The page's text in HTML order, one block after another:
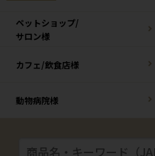
ペットショップ/
サロン様
カフェ/飲食店様
動物病院様